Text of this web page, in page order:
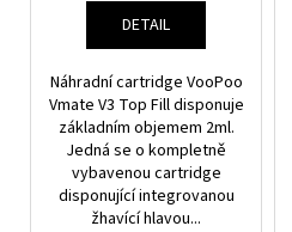
DETAIL
Náhradní cartridge VooPoo
Vmate V3 Top Fill disponuje
základním objemem 2ml.
Jedná se o kompletně
vybavenou cartridge
disponující integrovanou
žhavící hlavou...